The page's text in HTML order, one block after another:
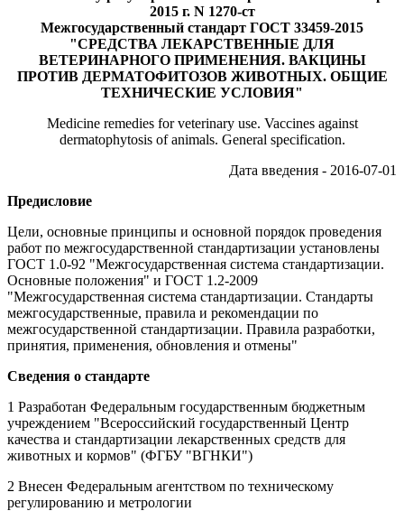
2015 г. N 1270-ст
Межгосударственный стандарт ГОСТ 33459-2015
"СРЕДСТВА ЛЕКАРСТВЕННЫЕ ДЛЯ
ВЕТЕРИНАРНОГО ПРИМЕНЕНИЯ. ВАКЦИНЫ
ПРОТИВ ДЕРМАТОФИТОЗОВ ЖИВОТНЫХ. ОБЩИЕ
ТЕХНИЧЕСКИЕ УСЛОВИЯ"
Medicine remedies for veterinary use. Vaccines against
dermatophytosis of animals. General specification.
Дата введения - 2016-07-01
Предисловие
Цели, основные принципы и основной порядок проведения
работ по межгосударственной стандартизации установлены
ГОСТ 1.0-92 "Межгосударственная система стандартизации.
Основные положения" и ГОСТ 1.2-2009
"Межгосударственная система стандартизации. Стандарты
межгосударственные, правила и рекомендации по
межгосударственной стандартизации. Правила разработки,
принятия, применения, обновления и отмены"
Сведения о стандарте
1 Разработан Федеральным государственным бюджетным
учреждением "Всероссийский государственный Центр
качества и стандартизации лекарственных средств для
животных и кормов" (ФГБУ "ВГНКИ")
2 Внесен Федеральным агентством по техническому
регулированию и метрологии